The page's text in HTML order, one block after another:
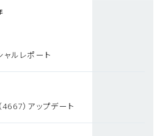
ャルレポート
）アップデート